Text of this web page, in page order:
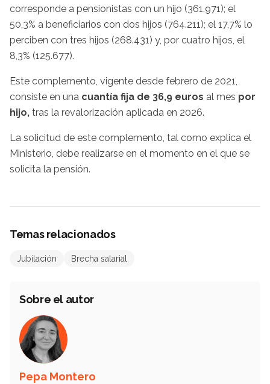
corresponde a pensionistas con un hijo (361.971); el
50,3% a beneficiarios con dos hijos (764.211); el 17,7% lo
perciben con tres hijos (268.431) y, por cuatro hijos, el
8,3% (125.677).
Este complemento, vigente desde febrero de 2021,
consiste en una cuantía fija de 36,9 euros al mes por
hijo, tras la revalorización aplicada en 2026.
La solicitud de este complemento, tal como explica el
Ministerio, debe realizarse en el momento en el que se
solicita la pensión.
Temas relacionados
Jubilación Brecha salarial
Sobre el autor
Pepa Montero